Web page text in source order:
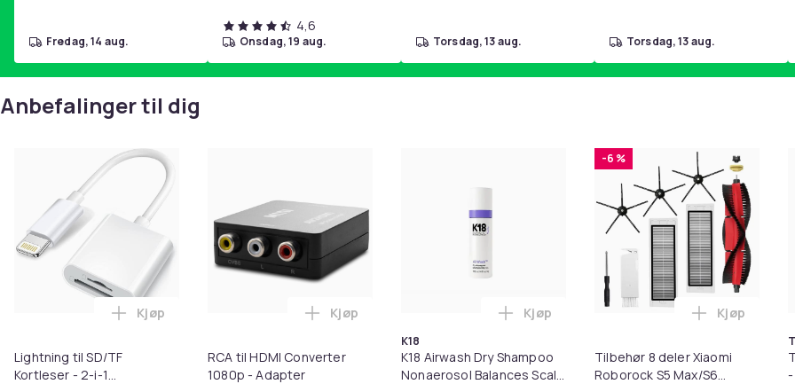
Produktsikkerhetsinformasjon
fredag, 14 aug.
4,6
onsdag, 19 aug. torsdag, 13 aug. torsdag, 13 aug.
Anbefalinger til dig
Lightning til SD/TF
Kortleser - 2-i-1
Legg Lightning til SD/TF Kortleser - 2-i-1 Minnekortadapter til iPhone/iPad i handlekurven
Kjøp
RCA til HDMI Converter
1080p - Adapter
Legg RCA til HDMI Converter 1080p - Adapter i handlekurven
Kjøp
K18
K18 Airwash Dry Shampoo
Nonaerosol Balances Scalp
Legg K18 Airwash Dry Shampoo
Kjøp
-6 %
Tilbehør 8 deler Xiaomi
Roborock S5 Max/S6
Legg
Kjøp
-